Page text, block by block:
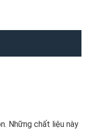
Những chất liệu này